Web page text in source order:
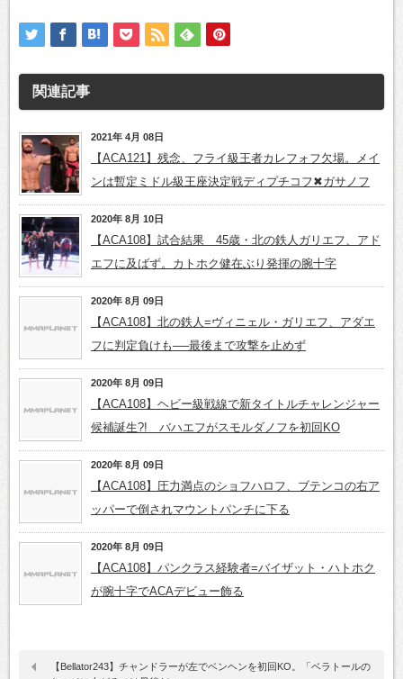
関連記事
2021年 4月 08日
【ACA121】残念、フライ級王者カレフォフ欠場。メイ
ンは暫定ミドル級王座決定戦ディプチコフ✖ガサノフ
2020年 8月 10日
【ACA108】試合結果 45歳・北の鉄人ガリエフ、アド
エフに及ばず。カトホク健在ぶり発揮の腕十字
2020年 8月 09日
【ACA108】北の鉄人=ヴィニェル・ガリエフ、アダエ
フに判定負けも──最後まで攻撃を止めず
2020年 8月 09日
【ACA108】ヘビー級戦線で新タイトルチャレンジャー
候補誕生?! バハエフがスモルダノフを初回KO
2020年 8月 09日
【ACA108】圧力満点のショフハロフ、ブテンコの右ア
ッパーで倒されマウントパンチに下る
2020年 8月 09日
【ACA108】パンクラス経験者=バイザット・ハトホク
が腕十字でACAデビュー飾る
【Bellator243】チャンドラーが左でベンヘンを初回KO。「ベラトールの